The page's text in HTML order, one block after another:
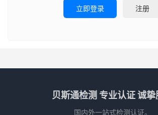
立即登录 注册
贝斯通检测 专业认证 诚挚
国内外一站式检测认证。